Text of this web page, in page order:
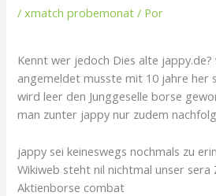
/xmatch probemonat / Por
Kennt wer jedoch Dies alte
angemeldet musste mit 10 jahre her
wird leer den Junggeselle borse
man zunter jappy nur zudem
jappy sei keineswegs nochmals zu
Wikiweb steht nil nichtmal unser sera
Aktienborse combat